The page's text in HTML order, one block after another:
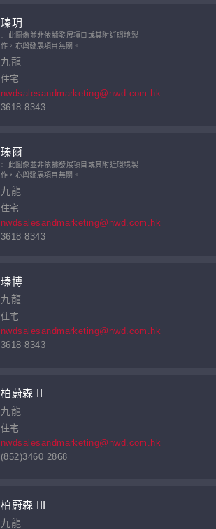
瑧玥
此圖像並非依據發展項目或其附近環境製
作，亦與發展項目無關。
九龍
住宅
nwdsalesandmarketing@nwd.com.hk
3618 8343
瑧爾
此圖像並非依據發展項目或其附近環境製
作，亦與發展項目無關。
九龍
住宅
nwdsalesandmarketing@nwd.com.hk
3618 8343
瑧博
九龍
住宅
nwdsalesandmarketing@nwd.com.hk
3618 8343
柏蔚森 II
九龍
住宅
nwdsalesandmarketing@nwd.com.hk
(852)3460 2868
柏蔚森 III
九龍